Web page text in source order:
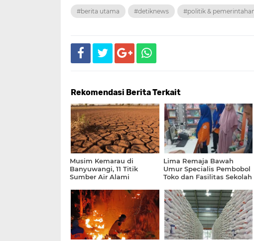
#berita utama #detiknews #politik &
Rekomendasi Berita Terkait
Musim Kemarau di
Banyuwangi, 11 Titik
Sumber Air Alami
30 Persen
Lima Remaja Bawah
Umur Specialis Pembobol
Toko dan Fasilitas Sekolah
Banyuwangi